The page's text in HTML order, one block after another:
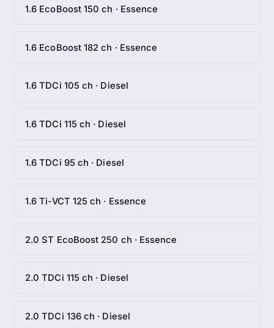
1.6 EcoBoost 150 ch · Essence
1.6 EcoBoost 182 ch · Essence
1.6 TDCi 105 ch · Diesel
1.6 TDCi 115 ch · Diesel
1.6 TDCi 95 ch · Diesel
1.6 Ti-VCT 125 ch · Essence
2.0 ST EcoBoost 250 ch · Essence
2.0 TDCi 115 ch · Diesel
2.0 TDCi 136 ch · Diesel